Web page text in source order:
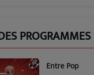
PROGRAMMES
Entre Pop